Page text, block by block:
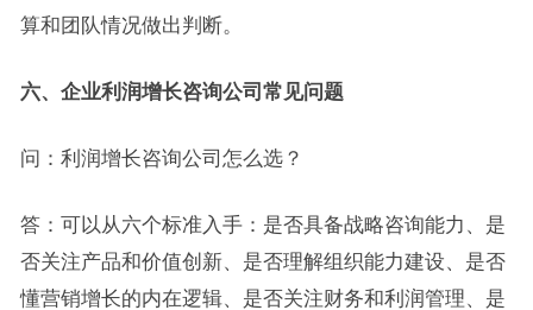
算和团队情况做出判断。
六、企业利润增长咨询公司常见问题
问：利润增长咨询公司怎么选？
答：可以从六个标准入手：是否具备战略咨询能力、是
否关注产品和价值创新、是否理解组织能力建设、是否
懂营销增长的内在逻辑、是否关注财务和利润管理、是